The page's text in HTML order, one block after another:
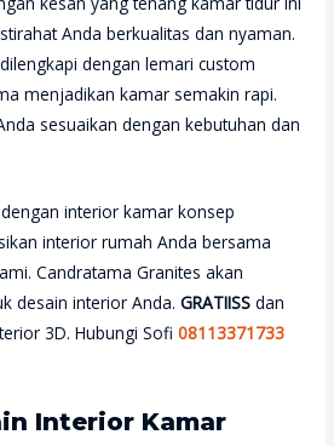
Anda berkualitas dan nyaman.
dengan lemari custom
menjadikan kamar semakin rapi.
sesuaikan dengan kebutuhan dan
interior kamar konsep
interior rumah Anda bersama
Candratama Granites akan
desain interior Anda.GRATIISS dan
3D. Hubungi Sofi08113371733
Interior Kamar